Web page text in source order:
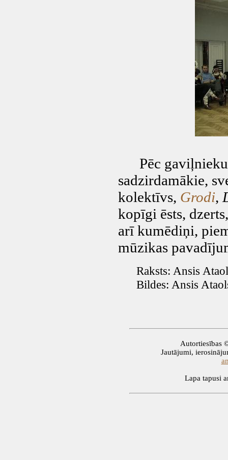
Pēc gaviļnieku
sadzirdamākie,
kolektīvs, Grodi,
kopīgi ēsts,
arī kumēdiņi,
mūzikas
Raksts: Ansis
Bildes: Ansis
Autortiesības
Jautājumi,
Lapa tapusi